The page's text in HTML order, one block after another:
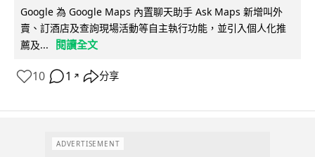
Google 為 Google Maps 內置聊天助手 Ask Maps 新增叫外
賣、訂酒店及查詢現場活動等自主執行功能，並引入個人化推
薦及...
閱讀全文
10 1 ↗ 分享
ADVERTISEMENT